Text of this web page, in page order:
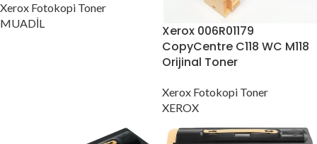
Xerox Fotokopi Toner
MUADİL
Xerox 006R01179
CopyCentre C118 WC M118
Orijinal Toner
Xerox Fotokopi Toner
XEROX